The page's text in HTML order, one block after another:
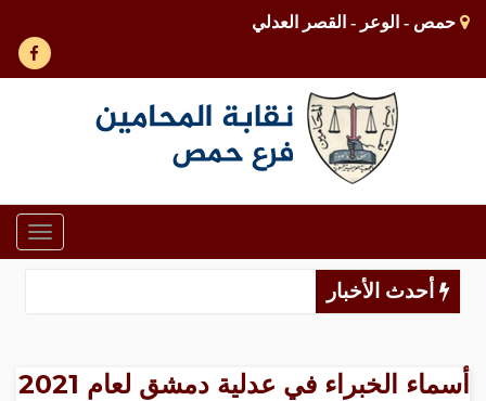
حمص - الوعر - القصر العدلي
أحدث الأخبار
أسماء الخبراء في عدلية دمشق لعام 2021